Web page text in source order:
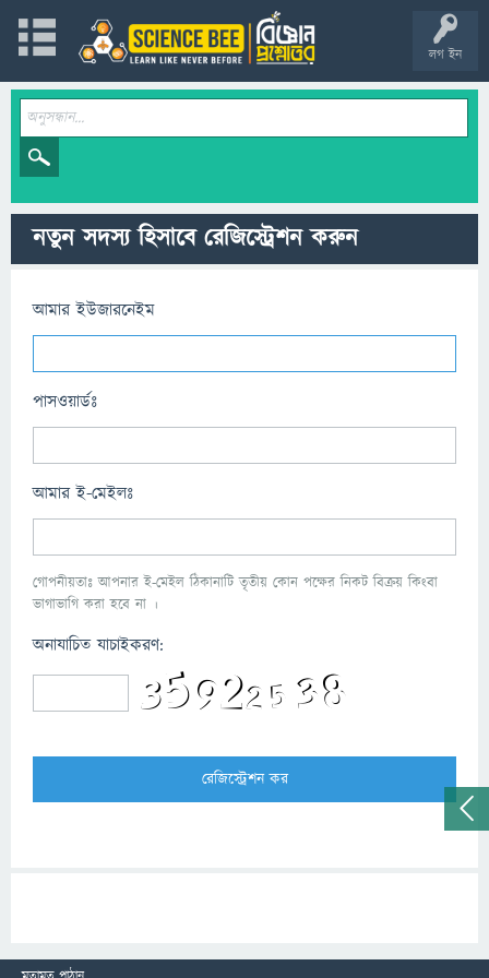
লগ ইন
নতুন সদস্য হিসাবে রেজিস্ট্রেশন করুন
আমার ইউজারনেইম
পাসওয়ার্ডঃ
আমার ই-মেইলঃ
গোপনীয়তাঃ আপনার ই-মেইল ঠিকানাটি তৃতীয় কোন পক্ষের নিকট বিক্রয় কিংবা
ভাগাভাগি করা হবে না ।
অনাযাচিত যাচাইকরণ: